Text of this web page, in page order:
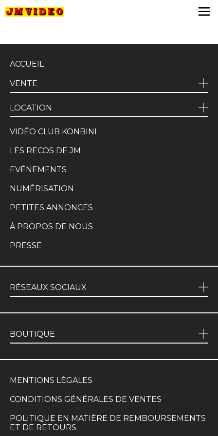
ACCUEIL
VENTE
LOCATION
VIDÉO CLUB KONBINI
LES RECOS DE JM
EVÉNEMENTS
NUMÉRISATION
PETITES ANNONCES
À PROPOS DE NOUS
PRESSE
RÉSEAUX SOCIAUX
BOUTIQUE
MENTIONS LÉGALES
CONDITIONS GÉNÉRALES DE VENTES
POLITIQUE EN MATIÈRE DE REMBOURSEMENTS
ET DE RETOURS